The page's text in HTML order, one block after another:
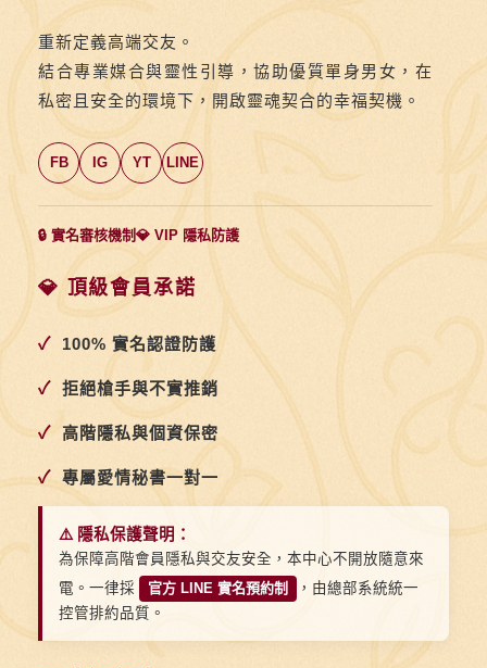
有
著
美
滿
幸
福
的
半
人
生
重新定義高端交友。
結合專業媒合與靈性引導，協助優質單身男女，在
私密且安全的環境下，開啟靈魂契合的幸福契機。
FB IG YT LINE
🔒 實名審核機制💎 VIP 隱私防護
💎 頂級會員承諾
✓ 100% 實名認證防護
✓ 拒絕槍手與不實推銷
✓ 高階隱私與個資保密
✓ 專屬愛情秘書一對一
⚠️ 隱私保護聲明：
為保障高階會員隱私與交友安全，本中心不開放隨意來
電。一律採
官方 LINE 實名預約制
，由總部系統統一
控管排約品質。